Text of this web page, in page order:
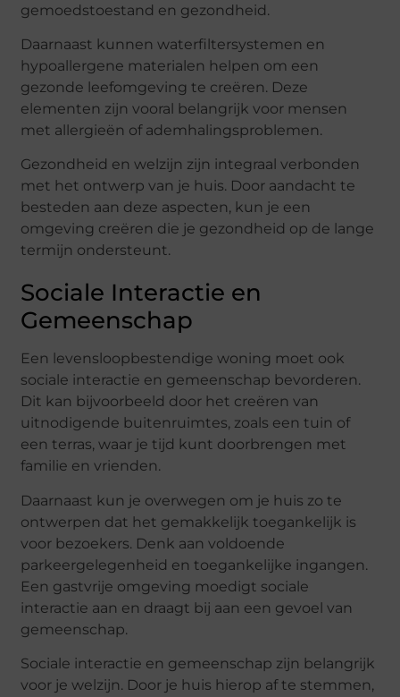
gemoedstoestand en gezondheid.
Daarnaast kunnen waterfiltersystemen en
hypoallergene materialen helpen om een
gezonde leefomgeving te creëren. Deze
elementen zijn vooral belangrijk voor mensen
met allergieën of ademhalingsproblemen.
Gezondheid en welzijn zijn integraal verbonden
met het ontwerp van je huis. Door aandacht te
besteden aan deze aspecten, kun je een
omgeving creëren die je gezondheid op de lange
termijn ondersteunt.
Sociale Interactie en
Gemeenschap
Een levensloopbestendige woning moet ook
sociale interactie en gemeenschap bevorderen.
Dit kan bijvoorbeeld door het creëren van
uitnodigende buitenruimtes, zoals een tuin of
een terras, waar je tijd kunt doorbrengen met
familie en vrienden.
Daarnaast kun je overwegen om je huis zo te
ontwerpen dat het gemakkelijk toegankelijk is
voor bezoekers. Denk aan voldoende
parkeergelegenheid en toegankelijke ingangen.
Een gastvrije omgeving moedigt sociale
interactie aan en draagt bij aan een gevoel van
gemeenschap.
Sociale interactie en gemeenschap zijn belangrijk
voor je welzijn. Door je huis hierop af te stemmen,